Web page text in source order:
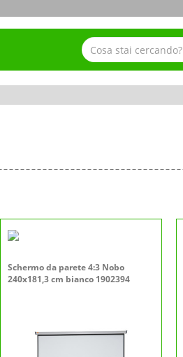
Schermo da parete 4:3 Nobo
240x181,3 cm bianco 1902394